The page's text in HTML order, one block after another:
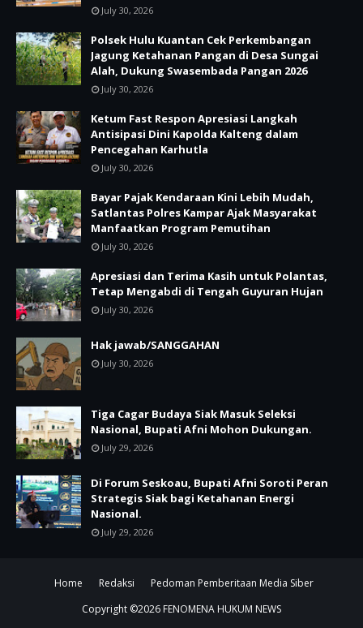
July 30, 2026
Polsek Hulu Kuantan Cek Perkembangan
Jagung Ketahanan Pangan di Desa Sungai
Alah, Dukung Swasembada Pangan 2026
July 30, 2026
Ketum Fast Respon Apresiasi Langkah
Antisipasi Dini Kapolda Kalteng dalam
Pencegahan Karhutla
July 30, 2026
Bayar Pajak Kendaraan Kini Lebih Mudah,
Satlantas Polres Kampar Ajak Masyarakat
Manfaatkan Program Pemutihan
July 30, 2026
Apresiasi dan Terima Kasih untuk Polantas,
Tetap Mengabdi di Tengah Guyuran Hujan
July 30, 2026
Hak jawab/SANGGAHAN
July 30, 2026
Tiga Cagar Budaya Siak Masuk Seleksi
Nasional, Bupati Afni Mohon Dukungan.
July 29, 2026
Di Forum Seskoau, Bupati Afni Soroti Peran
Strategis Siak bagi Ketahanan Energi
Nasional.
July 29, 2026
Home Redaksi
Pedoman Pemberitaan Media Siber
Copyright ©2026 FENOMENA HUKUM NEWS